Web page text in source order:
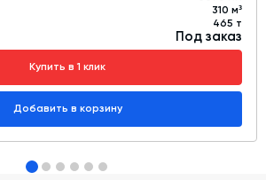
310 м³
465 т
Под заказ
Купить в 1 клик
Добавить в корзину